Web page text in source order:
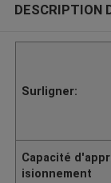
DESCRIPTION
Surligner:
Capacité
isionnement